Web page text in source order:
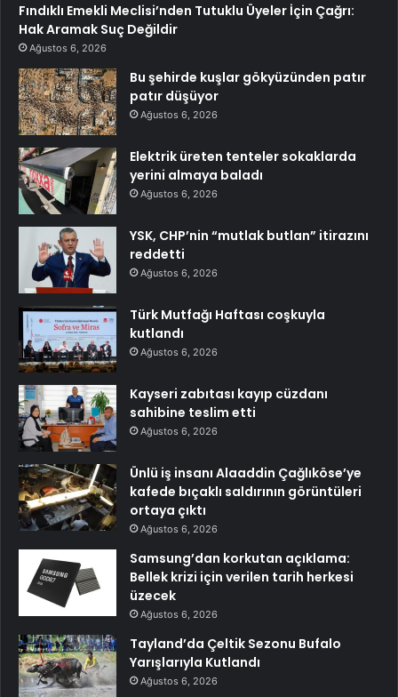
Fındıklı Emekli Meclisi’nden Tutuklu Üyeler İçin Çağrı:
Hak Aramak Suç Değildir
Ağustos 6, 2026
Bu şehirde kuşlar gökyüzünden patır
patır düşüyor
Ağustos 6, 2026
Elektrik üreten tenteler sokaklarda
yerini almaya baladı
Ağustos 6, 2026
YSK, CHP’nin “mutlak butlan” itirazını
reddetti
Ağustos 6, 2026
Türk Mutfağı Haftası coşkuyla
kutlandı
Ağustos 6, 2026
Kayseri zabıtası kayıp cüzdanı
sahibine teslim etti
Ağustos 6, 2026
Ünlü iş insanı Alaaddin Çağlıköse’ye
kafede bıçaklı saldırının görüntüleri
ortaya çıktı
Ağustos 6, 2026
Samsung’dan korkutan açıklama:
Bellek krizi için verilen tarih herkesi
üzecek
Ağustos 6, 2026
Tayland’da Çeltik Sezonu Bufalo
Yarışlarıyla Kutlandı
Ağustos 6, 2026